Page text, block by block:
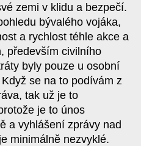
zemi v klidu a bezpečí.
bývalého vojáka,
a rychlost téhle akce a
především civilního
byly pouze u osobní
se na to podívám z
tak už je to
je to únos
a vyhlášení zprávy nad
minimálně nezvyklé.